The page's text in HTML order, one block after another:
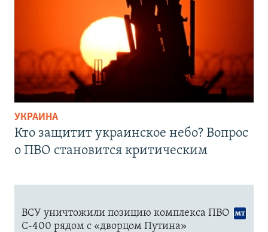
УКРАИНА
Кто защитит украинское небо? Вопрос
о ПВО становится критическим